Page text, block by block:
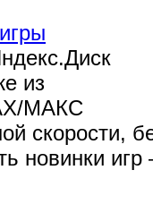
из
МАКС
скорости,
новинки